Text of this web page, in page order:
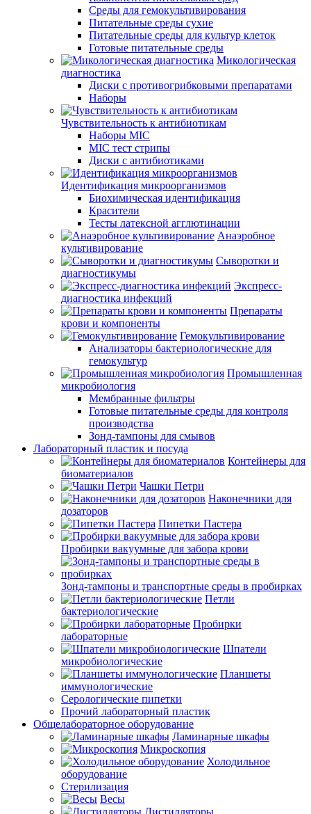
Среды для гемокультивирования
Питательные среды сухие
Питательные среды для культур клеток
Готовые питательные среды
Микологическая
диагностика
Диски с противогрибковыми препаратами
Наборы
Чувствительность к антибиотикам
Наборы MIC
MIC тест стрипы
Диски с антибиотиками
Идентификация микроорганизмов
Биохимическая идентификация
Красители
Тесты латексной агглютинации
Анаэробное
культивирование
Сыворотки и
диагностикумы
Экспресс-
диагностика инфекций
Препараты
крови и компоненты
Гемокультивирование
Анализаторы бактериологические для
гемокультур
Промышленная
микробиология
Мембранные фильтры
Готовые питательные среды для контроля
производства
Зонд-тампоны для смывов
Лабораторный пластик и посуда
Контейнеры для
биоматериалов
Чашки Петри
Наконечники для
дозаторов
Пипетки Пастера
Пробирки вакуумные для забора крови
Зонд-тампоны и транспортные среды в пробирках
Петли
бактериологические
Пробирки
лабораторные
Шпатели
микробиологические
Планшеты
иммунологические
Серологические пипетки
Прочий лабораторный пластик
Общелабораторное оборудование
Ламинарные шкафы
Микроскопия
Холодильное
оборудование
Стерилизация
Весы
Дистилляторы